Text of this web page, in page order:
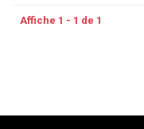
Affiche 1 - 1 de 1